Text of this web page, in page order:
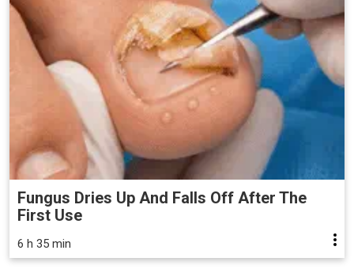
Fungus Dries Up And Falls Off After The
First Use
6 h 35 min